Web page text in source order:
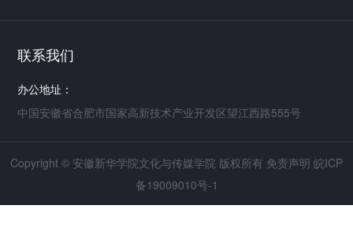
联系我们
办公地址：
中国安徽省合肥市国家高新技术产业开发区望江西路555号
Copyright © 安徽新华学院文化与传媒学院 版权所有 免责声明 皖ICP
备19009010号-1